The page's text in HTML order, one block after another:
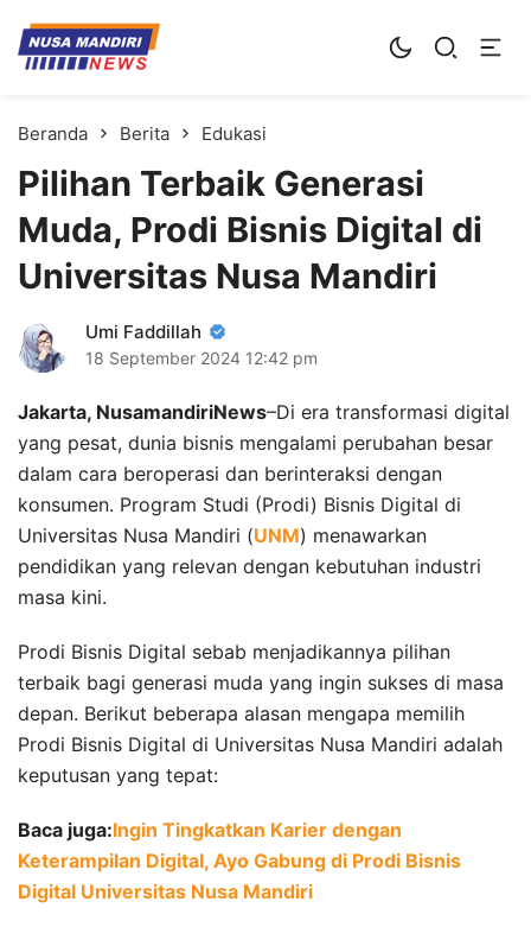
Kampus Digital Bisnis
Universitas Nusa Mandiri
Beranda Berita Edukasi
Pilihan Terbaik Generasi
Muda, Prodi Bisnis Digital di
Universitas Nusa Mandiri
Umi Faddillah
18 September 2024 12:42 pm
Jakarta, NusamandiriNews–Di era transformasi digital
yang pesat, dunia bisnis mengalami perubahan besar
dalam cara beroperasi dan berinteraksi dengan
konsumen. Program Studi (Prodi) Bisnis Digital di
Universitas Nusa Mandiri (UNM) menawarkan
pendidikan yang relevan dengan kebutuhan industri
masa kini.
Prodi Bisnis Digital sebab menjadikannya pilihan
terbaik bagi generasi muda yang ingin sukses di masa
depan. Berikut beberapa alasan mengapa memilih
Prodi Bisnis Digital di Universitas Nusa Mandiri adalah
keputusan yang tepat:
Baca juga:Ingin Tingkatkan Karier dengan
Keterampilan Digital, Ayo Gabung di Prodi Bisnis
Digital Universitas Nusa Mandiri